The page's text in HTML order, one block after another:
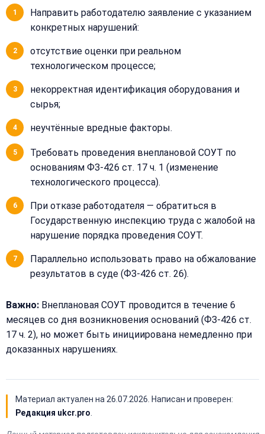
Направить работодателю заявление с указанием
конкретных нарушений:
отсутствие оценки при реальном
технологическом процессе;
некорректная идентификация оборудования и
сырья;
неучтённые вредные факторы.
Требовать проведения внеплановой СОУТ по
основаниям ФЗ-426 ст. 17 ч. 1 (изменение
технологического процесса).
При отказе работодателя — обратиться в
Государственную инспекцию труда с жалобой на
нарушение порядка проведения СОУТ.
Параллельно использовать право на обжалование
результатов в суде (ФЗ-426 ст. 26).
Важно: Внеплановая СОУТ проводится в течение 6
месяцев со дня возникновения оснований (ФЗ-426 ст.
17 ч. 2), но может быть инициирована немедленно при
доказанных нарушениях.
Материал актуален на 26.07.2026 . Написан и проверен:
Редакция ukcr.pro